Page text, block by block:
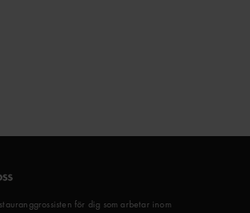
för dig som arbetar inom